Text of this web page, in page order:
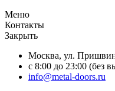
Меню
Контакты
Закрыть
Москва, ул.
с 8:00 до 23:00 (без
info@metal-doors.ru